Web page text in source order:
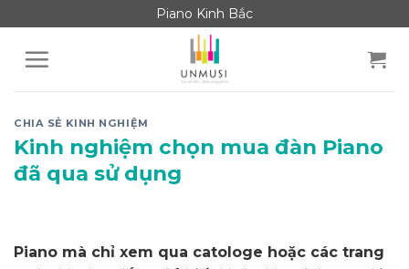
to
content
Piano Kinh Bắc
CHIA SẺ KINH NGHIỆM
Kinh nghiệm chọn mua đàn Piano
đã qua sử dụng
Piano mà chỉ xem qua catologe hoặc các trang